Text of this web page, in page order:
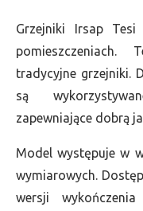
Grzejniki Irsap
pomieszczeniach.
tradycyjne grzejniki.
są
zapewniające dobrą
Model występuje w
wymiarowych.
wersji